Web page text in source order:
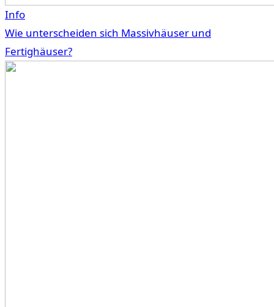
Info
Wie unterscheiden sich Massivhäuser und
Fertighäuser?